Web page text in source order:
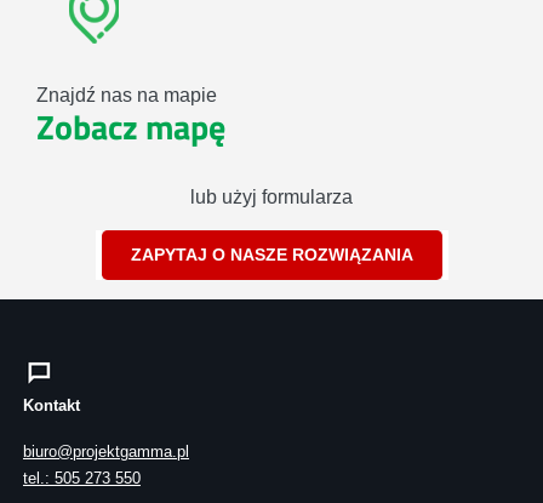
Znajdź nas na mapie
Zobacz mapę
lub użyj formularza
ZAPYTAJ O NASZE ROZWIĄZANIA
Kontakt
biuro@projektgamma.pl
tel.: 505 273 550